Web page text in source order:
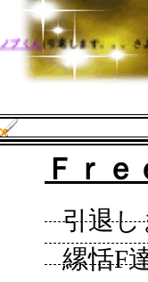
ノブくん [引退します。。。さ
Ｆｒ
引退
縲恬F